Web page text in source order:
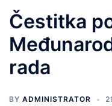
Čestitka
rada
BY ADMINISTRATOR